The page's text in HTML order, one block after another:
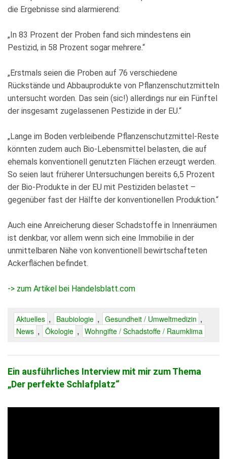
die Ergebnisse sind alarmierend:
„In 83 Prozent der Proben fand sich mindestens ein
Pestizid, in 58 Prozent sogar mehrere.“
„Erstmals seien die Proben auf 76 verschiedene
Rückstände und Abbauprodukte von Pflanzenschutzmitteln
untersucht worden. Das sein (sic!) allerdings nur ein Fünftel
der insgesamt zugelassenen Pestizide in der EU.“
„Lange im Boden verbleibende Pflanzenschutzmittel-Reste
könnten zudem auch Bio-Lebensmittel belasten, die auf
ehemals konventionell genutzten Flächen erzeugt werden.
So seien laut früherer Untersuchungen bereits 6,5 Prozent
der Bio-Produkte in der EU mit Pestiziden belastet –
gegenüber fast der Hälfte der konventionellen Produktion.“
Auch eine Anreicherung dieser Schadstoffe in Innenräumen
ist denkbar, vor allem wenn sich eine Immobilie in der
unmittelbaren Nähe von konventionell bewirtschafteten
Ackerflächen befindet.
-> zum Artikel bei Handelsblatt.com
Aktuelles , Baubiologie , Gesundheit / Umweltmedizin ,
News , Ökologie , Wohngifte / Schadstoffe / Raumklima
Ein ausführliches Interview mit mir zum Thema
„Der perfekte Schlafplatz“